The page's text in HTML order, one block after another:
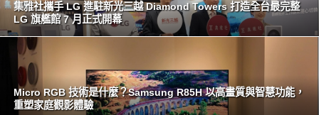
集雅社攜手 LG 進駐新光三越 Diamond Towers 打造全台最完整
LG 旗艦館 7 月正式開幕
Micro RGB 技術是什麼？Samsung R85H 以高畫質與智慧功能，
重塑家庭觀影體驗